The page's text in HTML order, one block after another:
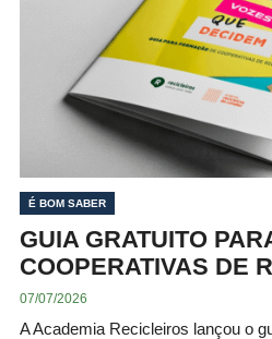
É BOM SABER
GUIA GRATUITO
COOPERATIVAS DE
07/07/2026
A Academia Recicleiros lançou o